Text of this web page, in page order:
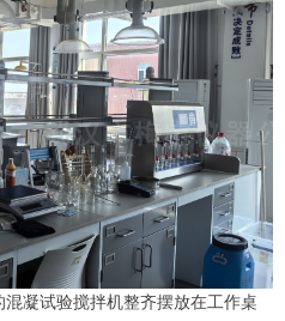
凝试验搅拌机整齐摆放在工作桌